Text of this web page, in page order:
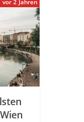
vor 2 Jahren